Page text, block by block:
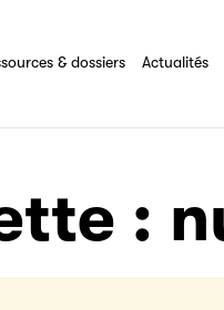
& dossiers Actualités
Sciences pour tous
: